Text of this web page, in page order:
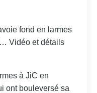
fond en larmes
Vidéo et détails
à JiC en
ont bouleversé sa